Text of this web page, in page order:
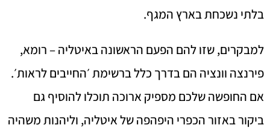
בלתי נשכחת בארץ המגף.
למבקרים, שזו להם הפעם הראשונה באיטליה – רומא,
פירנצה וונציה הם בדרך כלל ברשימת ׳החייבים לראות׳.
אם החופשה שלכם מספיק ארוכה תוכלו להוסיף גם
ביקור באזור הכפרי היפהפה של איטליה, וליהנות משהיה